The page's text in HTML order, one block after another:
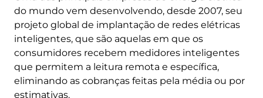
do mundo vem desenvolvendo, desde 2007, seu
projeto global de implantação de redes elétricas
inteligentes, que são aquelas em que os
consumidores recebem medidores inteligentes
que permitem a leitura remota e específica,
eliminando as cobranças feitas pela média ou por
estimativas.